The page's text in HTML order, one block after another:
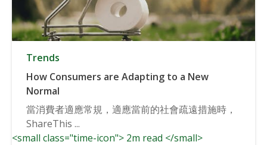
Trends
How Consumers are Adapting to a New
Normal
當消費者適應常規，適應當前的社會疏遠措施時，
ShareThis ...
<small class="time-icon"> 2m read </small>